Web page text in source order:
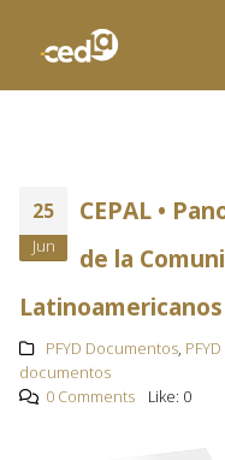
25
Jun
CEPAL •
de la
Latinoamericanos
PFYD Documentos,
documentos
0 Comments
Like: 0